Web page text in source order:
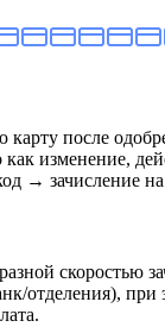
после
как
→ зачисление на
отделения),